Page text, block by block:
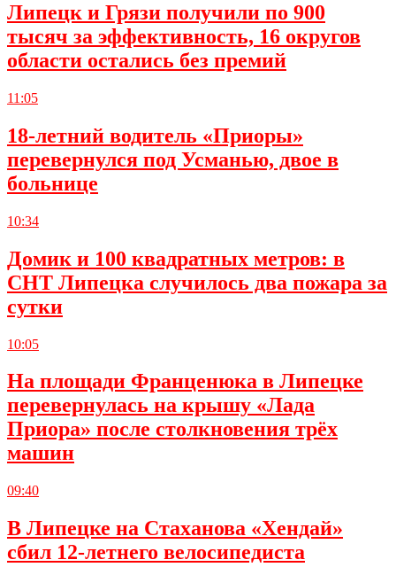
Липецк и Грязи получили по 900
тысяч за эффективность, 16 округов
области остались без премий
11:05
18-летний водитель «Приоры»
перевернулся под Усманью, двое в
больнице
10:34
Домик и 100 квадратных метров: в
СНТ Липецка случилось два пожара за
сутки
10:05
На площади Франценюка в Липецке
перевернулась на крышу «Лада
Приора» после столкновения трёх
машин
09:40
В Липецке на Стаханова «Хендай»
сбил 12-летнего велосипедиста